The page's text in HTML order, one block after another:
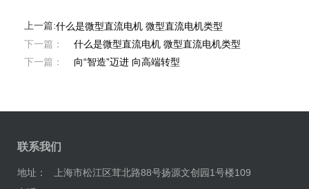
上一篇:什么是微型直流电机 微型直流电机类型
下一篇：
什么是微型直流电机 微型直流电机类型
下一篇：
向“智造”迈进 向高端转型
联系我们
地址：
上海市松江区茸北路88号扬源文创园1号楼109